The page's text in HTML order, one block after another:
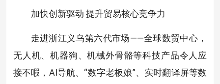
加快创新驱动 提升贸易核心竞争力
走进浙江义乌第六代市场——全球数贸中心，
无人机、机器狗、机械外骨骼等科技产品令人应
接不暇，AI导航、“数字老板娘”、实时翻译屏等数